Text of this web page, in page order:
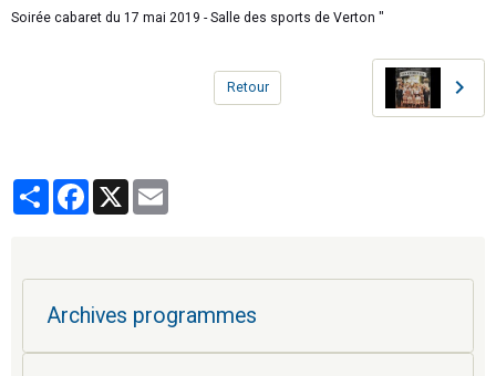
Soirée cabaret du 17 mai 2019 - Salle des sports de Verton "
Retour
PartagerFacebook
Archives programmes